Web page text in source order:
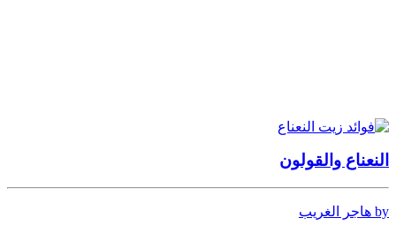
النعناع والقولون
by هاجر الغريب